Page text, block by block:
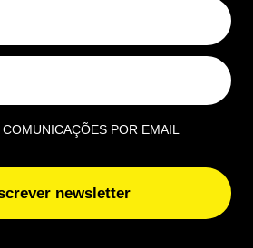
francesa recebe 1.790
mês, mas considera o valor
insuficiente
POR EMAIL
newsletter